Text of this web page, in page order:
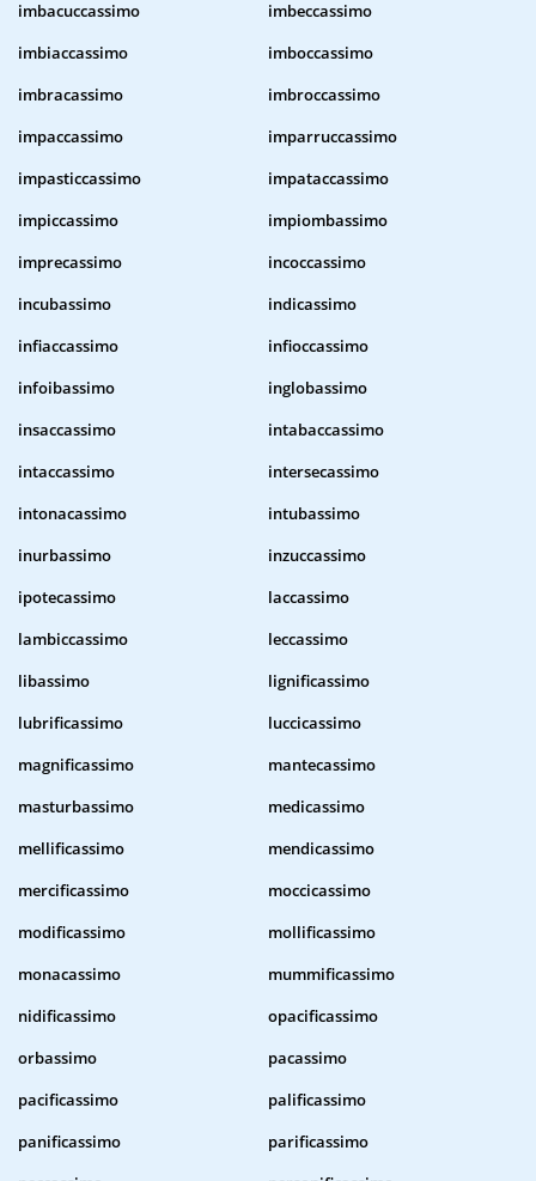
imbacuccassimo
imbeccassimo
imbiaccassimo
imboccassimo
imbracassimo
imbroccassimo
impaccassimo
imparruccassimo
impasticcassimo
impataccassimo
impiccassimo
impiombassimo
imprecassimo
incoccassimo
incubassimo
indicassimo
infiaccassimo
infioccassimo
infoibassimo
inglobassimo
insaccassimo
intabaccassimo
intaccassimo
intersecassimo
intonacassimo
intubassimo
inurbassimo
inzuccassimo
ipotecassimo
laccassimo
lambiccassimo
leccassimo
libassimo
lignificassimo
lubrificassimo
luccicassimo
magnificassimo
mantecassimo
masturbassimo
medicassimo
mellificassimo
mendicassimo
mercificassimo
moccicassimo
modificassimo
mollificassimo
monacassimo
mummificassimo
nidificassimo
opacificassimo
orbassimo
pacassimo
pacificassimo
palificassimo
panificassimo
parificassimo